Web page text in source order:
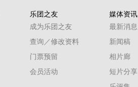
乐团之友
成为乐团之友
查询／修改资料
门票预留
会员活动
媒体资讯
最新消息
新闻稿
相片廊
短片分享